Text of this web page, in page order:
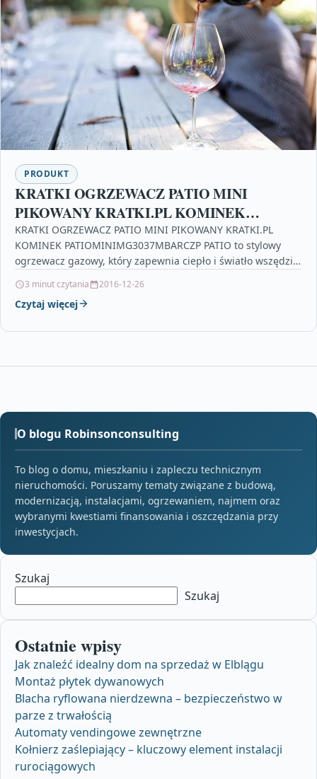
PRODUKT
KRATKI OGRZEWACZ PATIO MINI
PIKOWANY KRATKI.PL KOMINEK
PATIOMINIMG3037MBARCZP
KRATKI OGRZEWACZ PATIO MINI PIKOWANY KRATKI.PL
KOMINEK PATIOMINIMG3037MBARCZP PATIO to stylowy
ogrzewacz gazowy, który zapewnia ciepło i światło wszędzie
3 minut czytania 2016-12-26
Czytaj więcej
O blogu Robinsonconsulting
To blog o domu, mieszkaniu i zapleczu technicznym
nieruchomości. Poruszamy tematy związane z budową,
modernizacją, instalacjami, ogrzewaniem, najmem oraz
wybranymi kwestiami finansowania i oszczędzania przy
inwestycjach.
Szukaj
Szukaj
Ostatnie wpisy
Jak znaleźć idealny dom na sprzedaż w Elblągu
Montaż płytek dywanowych
Blacha ryflowana nierdzewna – bezpieczeństwo w
parze z trwałością
Automaty vendingowe zewnętrzne
Kołnierz zaślepiający – kluczowy element instalacji
rurociągowych